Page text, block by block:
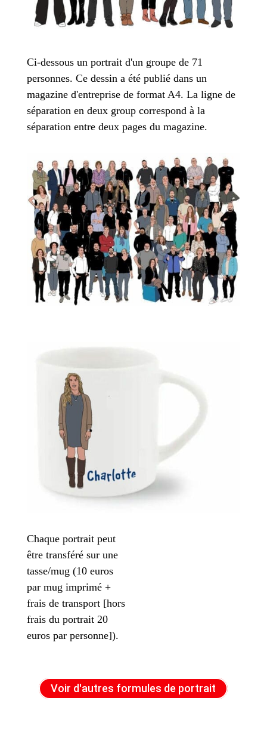
Ci-dessous un portrait d'un groupe de 71
personnes. Ce dessin a été publié dans un
magazine d'entreprise de format A4. La ligne de
séparation en deux group correspond à la
séparation entre deux pages du magazine.
Chaque portrait peut
être transféré sur une
tasse/mug (10 euros
par mug imprimé +
frais de transport [hors
frais du portrait 20
euros par personne]).
Voir d'autres formules de portrait